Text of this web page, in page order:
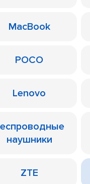
MacBook
POCO
Lenovo
наушники
ZTE